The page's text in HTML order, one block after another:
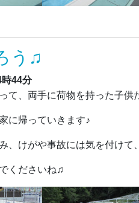
う♫
時44分
て、両手に荷物を持った子供
に帰っていきます♪
、けがや事故には気を付けて、
くださいね♫